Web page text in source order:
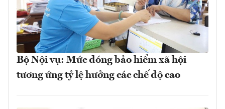
Bộ Nội vụ: Mức đóng bảo hiểm xã hội
tương ứng tỷ lệ hưởng các chế độ cao